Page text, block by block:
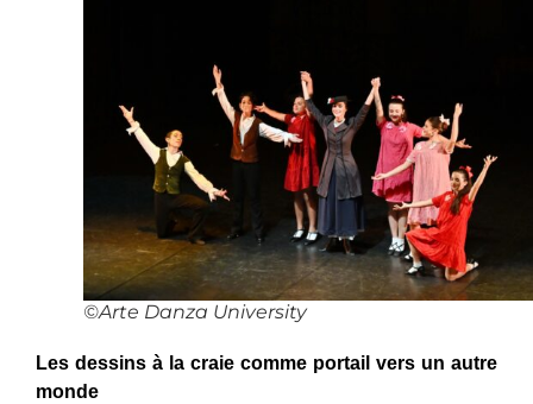
©Arte Danza University
Les dessins à la craie comme portail vers un autre
monde